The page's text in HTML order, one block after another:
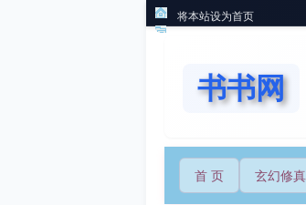
将本站设为首页
书书网
首 页 玄幻修真